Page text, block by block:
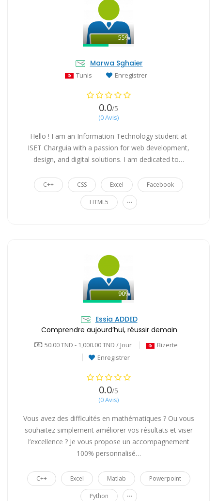
55%
Marwa Sghaier
Tunis Enregistrer
0.0/5
(0 Avis)
Hello ! I am an Information Technology student at
ISET Charguia with a passion for web development,
design, and digital solutions. I am dedicated to…
C++ CSS Excel Facebook
HTML5 ...
90%
Essia ADDED
Comprendre aujourd’hui, réussir demain
50.00 TND - 1,000.00 TND / Jour
Bizerte
Enregistrer
0.0/5
(0 Avis)
Vous avez des difficultés en mathématiques ? Ou vous
souhaitez simplement améliorer vos résultats et viser
l’excellence ? Je vous propose un accompagnement
100% personnalisé…
C++ Excel Matlab Powerpoint
Python ...